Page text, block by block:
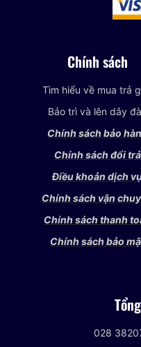
Chính sách
Tìm hiểu về mua trả
Bảo trì và lên dây
Chính sách bảo
Chính sách đổi trả
Điều khoản dịch
Chính sách vận
Chính sách thanh
Chính sách bảo
028